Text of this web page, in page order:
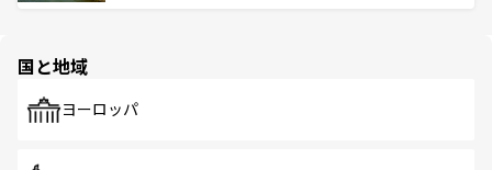
で、ホーカーズは地元の風情を楽しめる外せないスポット
国と地域
ヨーロッパ